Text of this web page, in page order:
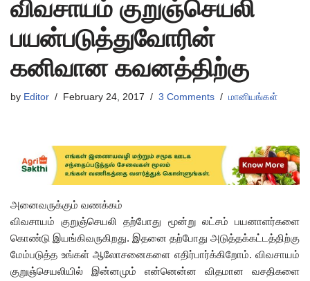
விவசாயம் குறுஞ்செயலி
பயன்படுத்துவோரின்
கனிவான கவனத்திற்கு
by Editor February 24, 2017 3 Comments மானியங்கள்
அனைவருக்கும் வணக்கம்
விவசாயம் குறுஞ்செயலி தற்போது மூன்று லட்சம் பயனாளர்களை
கொண்டு இயங்கிவருகிறது. இதனை தற்போது அடுத்தக்கட்டத்திற்கு
மேம்படுத்த உங்கள் ஆலோசனைகளை எதிர்பார்க்கிறோம். விவசாயம்
குறுஞ்செயலியில் இன்னமும் என்னென்ன விதமான வசதிகளை